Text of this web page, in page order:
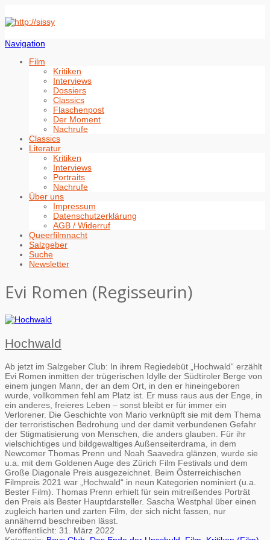
Navigation
Film
Kritiken
Interviews
Dossiers
Classics
Flaschenpost
Der Moment
Nachrufe
Classics
Literatur
Kritiken
Interviews
Portraits
Nachrufe
Über uns
Impressum
Datenschutzerklärung
AGB / Widerruf
Queerfilmnacht
Salzgeber
Suche
Newsletter
Evi Romen (Regisseurin)
Hochwald
Ab jetzt im Salzgeber Club: In ihrem Regiedebüt „Hochwald“ erzählt
Evi Romen inmitten der trügerischen Idylle der Südtiroler Berge von
einem jungen Mann, der an dem Ort, in den er hineingeboren
wurde, vollkommen fehl am Platz ist. Er muss raus aus der Enge, in
ein anderes, freieres Leben – sonst bleibt er für immer ein
Verlorener. Die Geschichte von Mario verknüpft sie mit dem Thema
der terroristischen Bedrohung und der damit verbundenen Gefahr
der Stigmatisierung von Menschen, die anders glauben. Für ihr
vielschichtiges und bildgewaltiges Außenseiterdrama, in dem
Newcomer Thomas Prenn und Noah Saavedra glänzen, wurde sie
u.a. mit dem Goldenen Auge des Zürich Film Festivals und dem
Große Diagonale Preis ausgezeichnet. Beim Österreichischen
Filmpreis 2021 war „Hochwald“ in neun Kategorien nominiert (u.a.
Bester Film). Thomas Prenn erhielt für sein mitreißendes Porträt
den Preis als Bester Hauptdarsteller. Sascha Westphal über einen
zugleich harten und zarten Film, der sich nicht fassen, nur
annähernd beschreiben lässt.
Veröffentlicht: 31. März 2022